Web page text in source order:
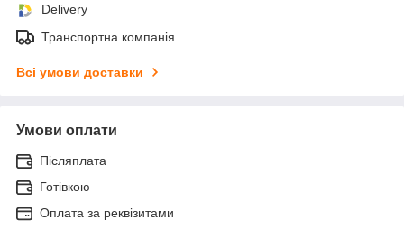
Delivery
Транспортна компанія
Всі умови доставки
Умови оплати
Післяплата
Готівкою
Оплата за реквізитами